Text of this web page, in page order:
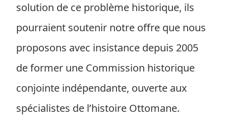
solution de ce problème historique, ils
pourraient soutenir notre offre que nous
proposons avec insistance depuis 2005
de former une Commission historique
conjointe indépendante, ouverte aux
spécialistes de l’histoire Ottomane.